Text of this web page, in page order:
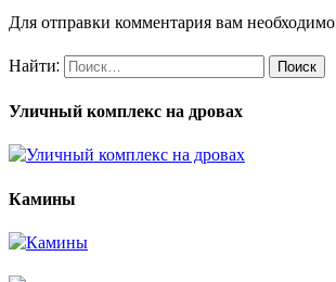
Для отправки комментария вам необходимо
Найти:
Уличный комплекс на дровах
Камины